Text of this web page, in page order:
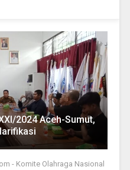
2024 Aceh-Sumut,
- Komite Olahraga Nasional